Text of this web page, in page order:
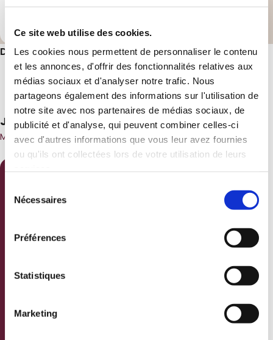
Ce site web utilise des cookies.
Les cookies nous permettent de personnaliser le contenu
et les annonces, d'offrir des fonctionnalités relatives aux
médias sociaux et d'analyser notre trafic. Nous
partageons également des informations sur l'utilisation de
notre site avec nos partenaires de médias sociaux, de
publicité et d'analyse, qui peuvent combiner celles-ci
avec d'autres informations que vous leur avez fournies
ou qu'ils ont collectées lors de votre utilisation de leurs
Nécessaires
Préférences
Statistiques
Marketing
Délais accès / temps réponse :Sous 48 heures
Nos formateurs
Jean-Michel BANNWART
MOF CHARCUTIER
Cette formation est
N’hésitez plus !
Je suis...
Je souhaite...